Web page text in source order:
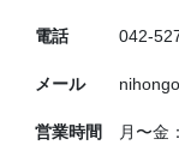
電話 042-
メール
営業時間 月〜